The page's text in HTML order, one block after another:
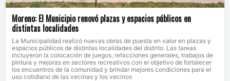
Moreno: El Municipio renovó plazas y espacios públicos en
distintas localidades
La Municipalidad realizó nuevas obras de puesta en valor en plazas y
espacios públicos de distintas localidades del distrito. Las tareas
incluyeron la colocación de juegos, refacciones generales, trabajos de
pintura y mejoras en sectores recreativos con el objetivo de fortalecer
los encuentros de la comunidad y brindar mejores condiciones para el
uso cotidiano de las vecinas y los vecinos